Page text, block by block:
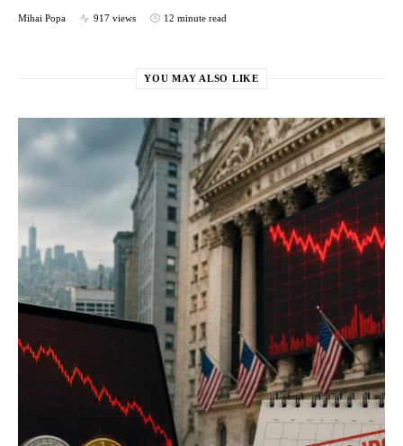
Mihai Popa 917 views 12 minute read
YOU MAY ALSO LIKE